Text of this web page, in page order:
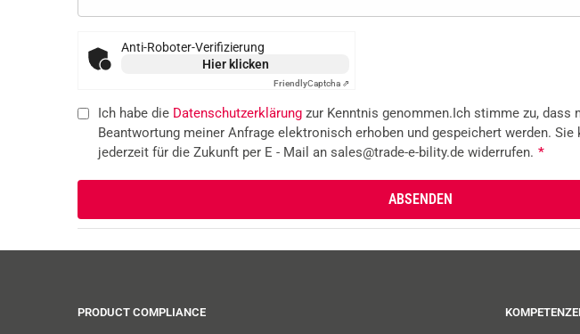
Anti-Roboter-Verifizierung
Hier klicken
FriendlyCaptcha ⇗
Ich habe die Datenschutzerklärung zur Kenntnis genommen.Ich stimme zu, dass
Beantwortung meiner Anfrage elektronisch erhoben und gespeichert werden.
jederzeit für die Zukunft per E - Mail an sales@trade-e-bility.de widerrufen. *
PRODUCT COMPLIANCE